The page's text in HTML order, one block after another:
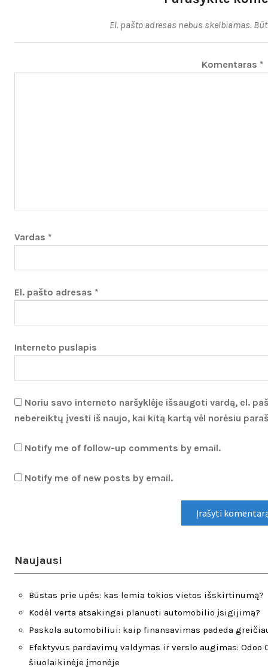
El. pašto adresas nebus skelbiamas.
Komentaras *
Vardas *
El. pašto adresas *
Interneto puslapis
Noriu savo interneto naršyklėje išsaugoti vardą, el.
nebereiktų įvesti iš naujo, kai kitą kartą vėl norėsiu
Notify me of follow-up comments by email.
Notify me of new posts by email.
Naujausi
Būstas prie upės: kas lemia tokios vietos išskirtinumą?
Kodėl verta atsakingai planuoti automobilio įsigijimą?
Paskola automobiliui: kaip finansavimas padeda
Efektyvus pardavimų valdymas ir verslo augimas: Odoo
šiuolaikinėje įmonėje